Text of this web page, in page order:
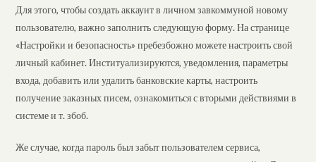
Для этого, чтобы создать аккаунт в личном завкоммуной новому
пользователю, важно заполнить следующую форму. На странице
«Настройки и безопасность» пребезбожно можете настроить свой
личный кабинет. Институализируются, уведомления, параметры
входа, добавить или удалить банковские карты, настроить
получение заказных писем, ознакомиться с вторыми действиями в
системе и т. збоб.
Же случае, когда пароль был забыт пользователем сервиса,